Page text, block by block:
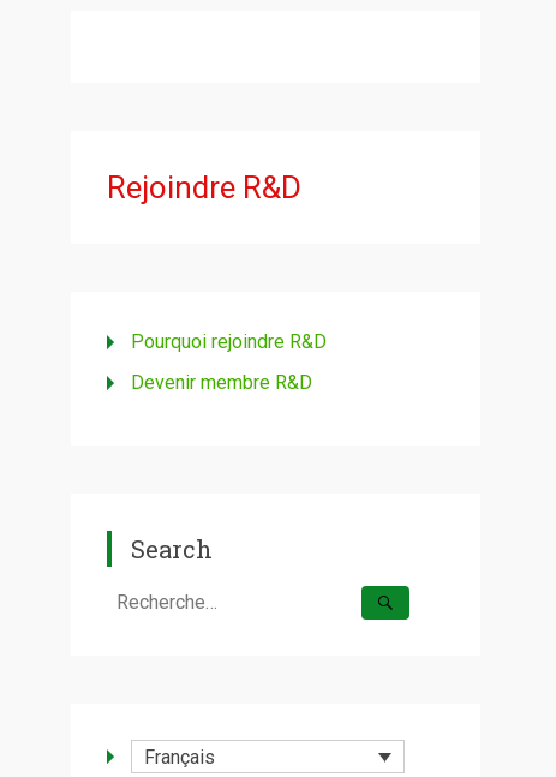
Rejoindre R&D
Pourquoi rejoindre R&D
Devenir membre R&D
Search
Rechercher :
Français